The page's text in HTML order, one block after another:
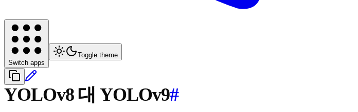
Switch apps
Toggle theme
YOLOv8 대 YOLOv9#